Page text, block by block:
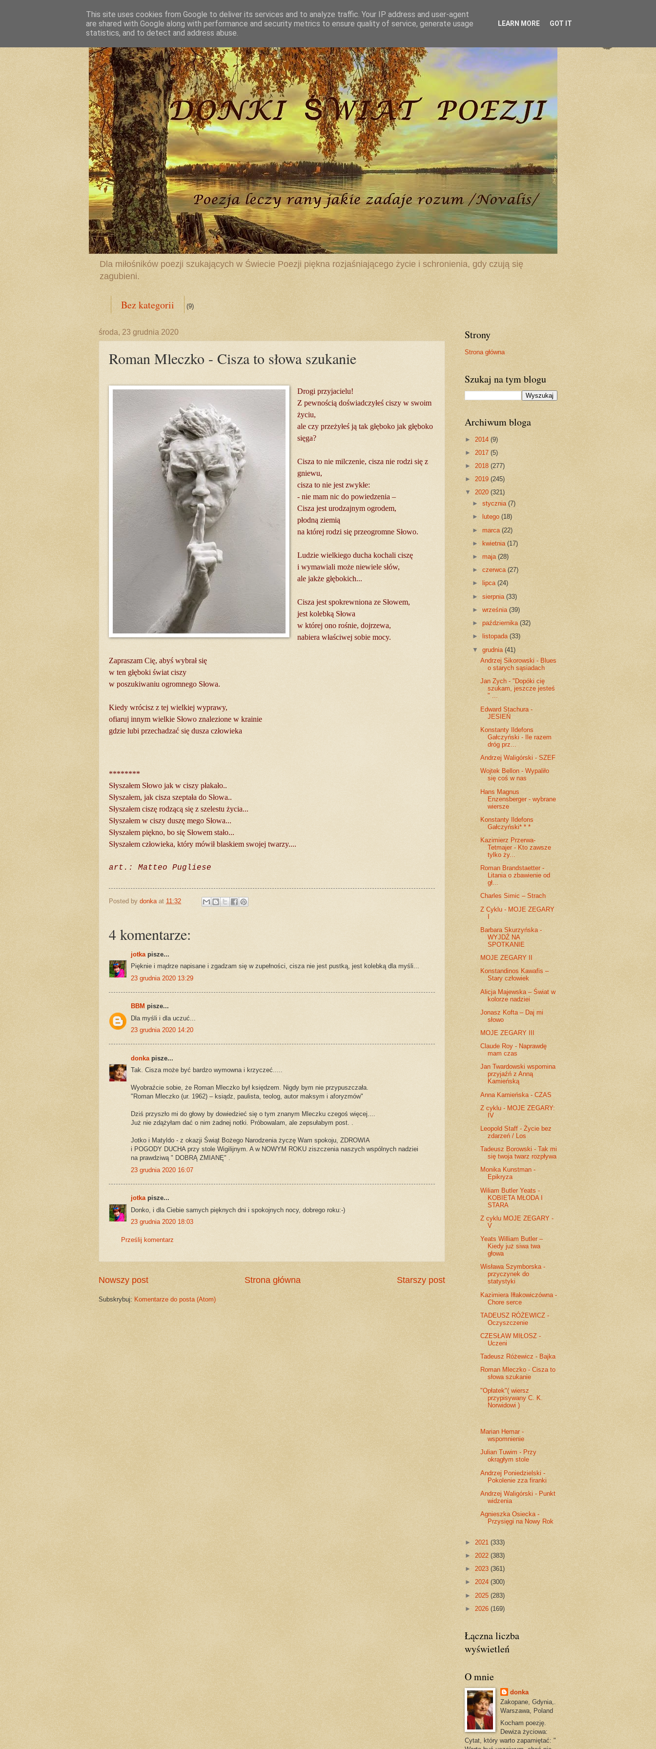
Dla miłośników poezji szukających w Świecie Poezji piękna rozjaśniającego życie i schronienia, gdy czują się
zagubieni.
Bez kategorii (9)
środa, 23 grudnia 2020
Roman Mleczko - Cisza to słowa szukanie
Drogi przyjacielu!
Z pewnością doświadczyłeś ciszy w swoim
życiu,
ale czy przeżyłeś ją tak głęboko jak głęboko
sięga?
Cisza to nie milczenie, cisza nie rodzi się z
gniewu,
cisza to nie jest zwykłe:
- nie mam nic do powiedzenia –
Cisza jest urodzajnym ogrodem,
płodną ziemią
na której rodzi się przeogromne Słowo.
Ludzie wielkiego ducha kochali ciszę
i wymawiali może niewiele słów,
ale jakże głębokich...
Cisza jest spokrewniona ze Słowem,
jest kolebką Słowa
w której ono rośnie, dojrzewa,
nabiera właściwej sobie mocy.
Zapraszam Cię, abyś wybrał się
w ten głęboki świat ciszy
w poszukiwaniu ogromnego Słowa.
Kiedy wrócisz z tej wielkiej wyprawy,
ofiaruj innym wielkie Słowo znalezione w krainie
gdzie lubi przechadzać się dusza człowieka
********
Słyszałem Słowo jak w ciszy płakało..
Słyszałem, jak cisza szeptała do Słowa..
Słyszałem ciszę rodzącą się z szelestu życia...
Słyszałem w ciszy duszę mego Słowa...
Słyszałem piękno, bo się Słowem stało...
Słyszałem człowieka, który mówił blaskiem swojej twarzy....
art.: Matteo Pugliese
Posted by donka at 11:32
4 komentarze:
jotka pisze...
Pięknie i mądrze napisane i zgadzam się w zupełności, cisza nie jest pustką, jest kolebką dla myśli...
23 grudnia 2020 13:29
BBM pisze...
Dla myśli i dla uczuć...
23 grudnia 2020 14:20
donka pisze...
Tak. Cisza może być bardzo wymowna i krzyczeć.....
Wyobraźcie sobie, że Roman Mleczko był księdzem. Nigdy bym nie przypuszczała.
"Roman Mleczko (ur. 1962) – ksiądz, paulista, teolog, autor maksym i aforyzmów"
Dziś przyszło mi do głowy by dowiedzieć się o tym znanym Mleczku czegoś więcej....
Już nie zdążyłam dać o nim żadnej notki. Próbowalam, ale zepsułabym post. .
Jotko i Matyldo - z okazji Świąt Bożego Narodzenia życzę Wam spokoju, ZDROWIA
i POGODY DUCHA przy stole Wigilijnym. A w NOWYM ROKU ziszczenia naszych wspólnych nadziei
na prawdziwą " DOBRĄ ZMIANĘ" .
23 grudnia 2020 16:07
jotkapisze...
Donko, i dla Ciebie samych pięknych dni i spokojnych nocy, dobrego roku:-)
23 grudnia 2020 18:03
Prześlij komentarz
Nowszy post Starszy post
Strona główna
Subskrybuj: Komentarze do posta (Atom)
Strony
Strona główna
Szukaj na tym blogu
Archiwum bloga
► 2014 (9)
► 2017 (5)
► 2018 (277)
► 2019 (245)
▼ 2020 (321)
►stycznia(7)
►
lutego(18)
►marca(22)
►
kwietnia(17)
► maja(28)
►czerwca(27)
►
lipca(24)
►sierpnia(33)
►września(39)
►października(32)
►
listopada(33)
▼grudnia(41)
Andrzej Sikorowski - Blues
o starych sąsiadach
Jan Zych - "Dopóki cię
szukam, jeszcze jesteś
" ...
Edward Stachura -
JESIEŃ
Konstanty Ildefons
Gałczyński - Ile razem
dróg prz...
Andrzej Waligórski - SZEF
Wojtek Bellon - Wypaliło
się coś w nas
Hans Magnus
Enzensberger - wybrane
wiersze
Konstanty Ildefons
Gałczyński* * *
Kazimierz Przerwa-
Tetmajer - Kto zawsze
tylko ży...
Roman Brandstaetter -
Litania o zbawienie od
gł...
Charles Simic – Strach
Z Cyklu - MOJE ZEGARY
I
Barbara Skurzyńska -
WYJDŹ NA
SPOTKANIE
MOJE ZEGARY II
Konstandinos Kawafis –
Stary człowiek
Alicja Majewska – Świat w
kolorze nadziei
Jonasz Kofta – Daj mi
słowo
MOJE ZEGARY III
Claude Roy - Naprawdę
mam czas
Jan Twardowski wspomina
przyjaźń z Anną
Kamieńską
Anna Kamieńska - CZAS
Z cyklu - MOJE ZEGARY:
IV
Leopold Staff - Życie bez
zdarzeń / Los
Tadeusz Borowski - Tak mi
się twoja twarz rozpływa
Monika Kunstman -
Epikryza
Wiliam Butler Yeats -
KOBIETA MŁODA I
STARA
Z cyklu MOJE ZEGARY -
V
Yeats William Butler –
Kiedy już siwa twa
głowa
Wisława Szymborska -
przyczynek do
statystyki
Kazimiera Iłłakowiczówna -
Chore serce
TADEUSZ RÓŻEWICZ -
Oczyszczenie
CZESŁAW MIŁOSZ -
Uczeni
Tadeusz Różewicz - Bajka
Roman Mleczko - Cisza to
słowa szukanie
"Opłatek"( wiersz
przypisywany C. K.
Norwidowi )
Marian Hemar -
wspomnienie
Julian Tuwim - Przy
okrągłym stole
Andrzej Poniedzielski -
Pokolenie zza firanki
Andrzej Waligórski - Punkt
widzenia
Agnieszka Osiecka -
Przysięgi na Nowy Rok
► 2021 (333)
► 2022 (383)
► 2023 (361)
► 2024 (300)
► 2025 (283)
► 2026 (169)
Łączna liczba
wyświetleń
O mnie
donka
Zakopane, Gdynia,.
Warszawa, Poland
Kocham poezję.
Dewiza życiowa:
Cytat, który warto zapamiętać: "
This site uses cookies from Google to deliver its services and to analyze traffic. Your IP address and user-agent
are shared with Google along with performance and security metrics to ensure quality of service, generate usage
statistics, and to detect and address abuse.
LEARN MORE GOT IT